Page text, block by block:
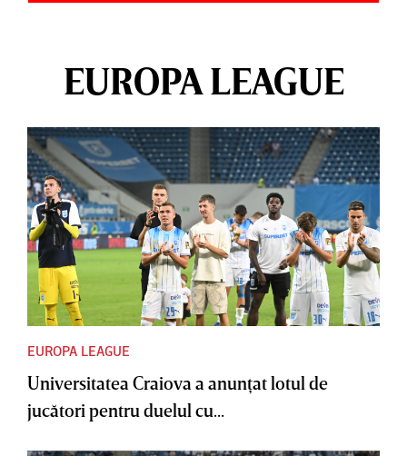
EUROPA LEAGUE
EUROPA LEAGUE
Universitatea Craiova a anunţat lotul de
jucători pentru duelul cu...